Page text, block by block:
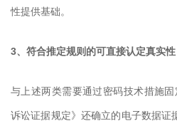
性提供基础。
3、符合推定规则的可直接认定真实性
与上述两类需要通过密码技术措施
诉讼证据规定》还确立的电子数据证